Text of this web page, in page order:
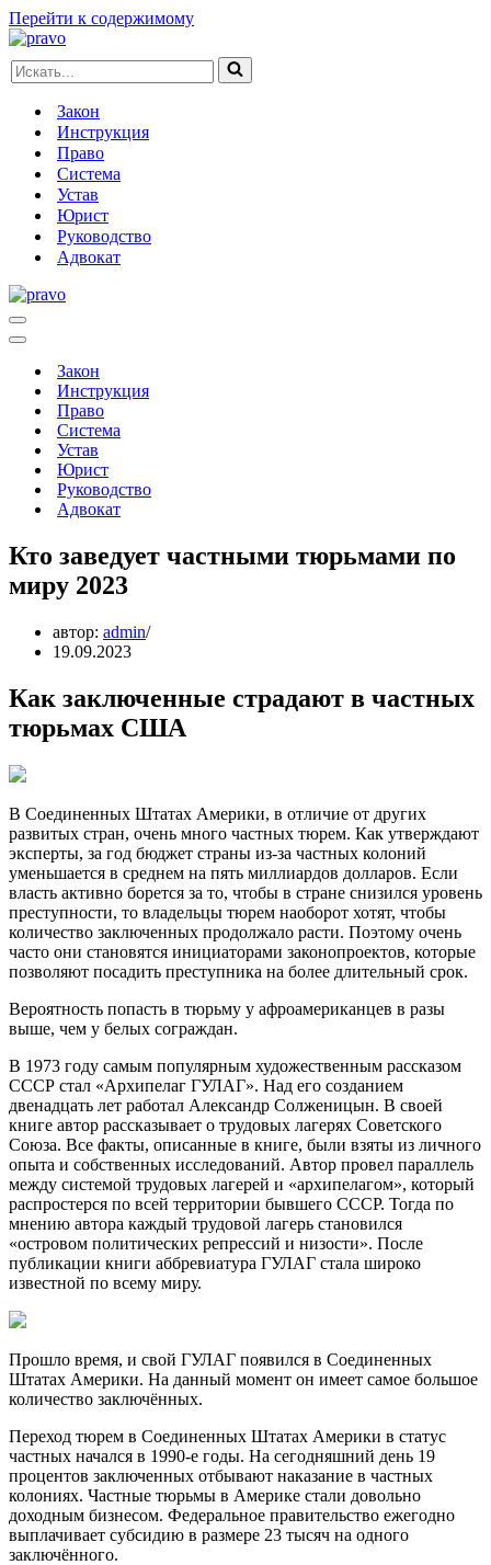
Перейти к содержимому
Искать...
Закон
Инструкция
Право
Система
Устав
Юрист
Руководство
Адвокат
Меню
навигации
Меню
навигацииЗакон
Инструкция
Право
Система
Устав
Юрист
Руководство
Адвокат
Кто заведует частными тюрьмами по
миру 2023
автор: admin
19.09.2023
Как заключенные страдают в частных
тюрьмах США
В Соединенных Штатах Америки, в отличие от других
развитых стран, очень много частных тюрем. Как утверждают
эксперты, за год бюджет страны из-за частных колоний
уменьшается в среднем на пять миллиардов долларов. Если
власть активно борется за то, чтобы в стране снизился уровень
преступности, то владельцы тюрем наоборот хотят, чтобы
количество заключенных продолжало расти. Поэтому очень
часто они становятся инициаторами законопроектов, которые
позволяют посадить преступника на более длительный срок.
Вероятность попасть в тюрьму у афроамериканцев в разы
выше, чем у белых сограждан.
В 1973 году самым популярным художественным рассказом
СССР стал «Архипелаг ГУЛАГ». Над его созданием
двенадцать лет работал Александр Солженицын. В своей
книге автор рассказывает о трудовых лагерях Советского
Союза. Все факты, описанные в книге, были взяты из личного
опыта и собственных исследований. Автор провел параллель
между системой трудовых лагерей и «архипелагом», который
распростерся по всей территории бывшего СССР. Тогда по
мнению автора каждый трудовой лагерь становился
«островом политических репрессий и низости». После
публикации книги аббревиатура ГУЛАГ стала широко
известной по всему миру.
Прошло время, и свой ГУЛАГ появился в Соединенных
Штатах Америки. На данный момент он имеет самое большое
количество заключённых.
Переход тюрем в Соединенных Штатах Америки в статус
частных начался в 1990-е годы. На сегодняшний день 19
процентов заключенных отбывают наказание в частных
колониях. Частные тюрьмы в Америке стали довольно
доходным бизнесом. Федеральное правительство ежегодно
выплачивает субсидию в размере 23 тысяч на одного
заключённого.